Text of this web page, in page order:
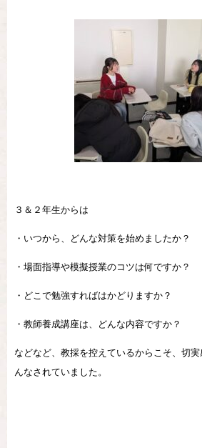
３＆２年生からは
・いつから、どんな対策を始めましたか？
・場面指導や模擬授業のコツは何ですか？
・どこで勉強すればはかどりますか？
・教師養成講座は、どんな内容ですか？
などなど、教採を控えているからこそ、切
んなされていました。